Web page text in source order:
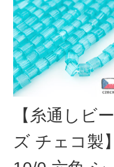
【糸通しビー
ズ チェコ製】